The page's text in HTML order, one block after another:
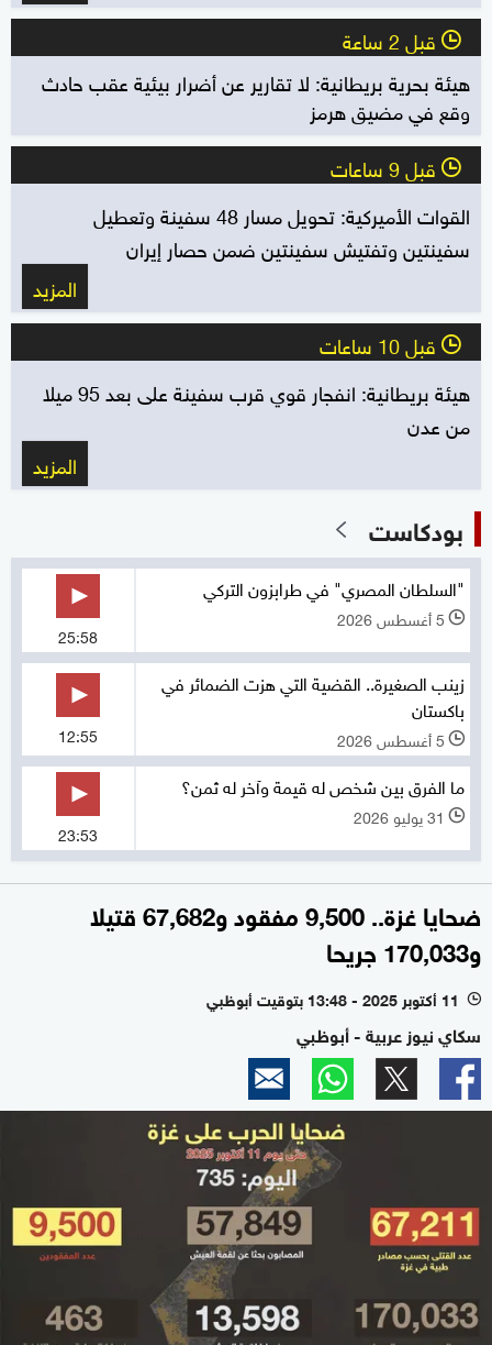
l قبل 2 ساعة
هيئة بحرية بريطانية: لا تقارير عن أضرار بيئية عقب حادث
وقع في مضيق هرمز
l قبل 9 ساعات
القوات الأميركية: تحويل مسار 48 سفينة وتعطيل
سفينتين وتفتيش سفينتين ضمن حصار إيران
المزيد
l قبل 10 ساعات
هيئة بريطانية: انفجار قوي قرب سفينة على بعد 95 ميلا
من عدن
المزيد
بودكاست
"السلطان المصري" في طرابزون التركي
l 5 أغسطس 2026
25:58
زينب الصغيرة.. القضية التي هزت الضمائر في
باكستان
l 5 أغسطس 2026 12:55
ما الفرق بين شخص له قيمة وآخر له ثمن؟
l 31 يوليو 2026
23:53
ضحايا غزة.. 9,500 مفقود و67,682 قتيلا
و170,033 جريحا
l 11 أكتوبر 2025 - 13:48 بتوقيت أبوظبي
سكاي نيوز عربية - أبوظبي